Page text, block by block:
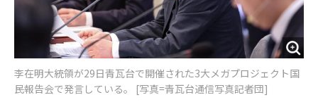
李在明大統領が29日青瓦台で開催された3大メガプロジェクト国
民報告会で発言している。 [写真=青瓦台通信写真記者団]